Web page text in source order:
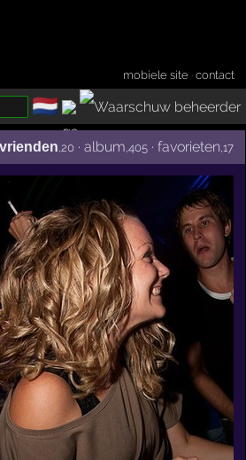
mobiele site ·contact
🇳🇱
vrienden ,20 ·album ,405 ·favorieten ,17